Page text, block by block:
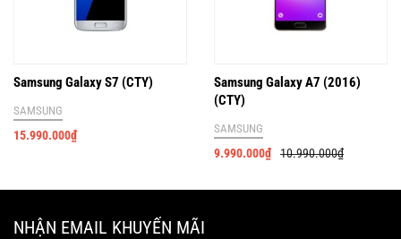
Samsung Galaxy S7 (CTY)
SAMSUNG
15.990.000₫
Samsung Galaxy A7 (2016)
(CTY)
SAMSUNG
9.990.000₫ 10.990.000₫
NHẬN EMAIL KHUYẾN MÃI